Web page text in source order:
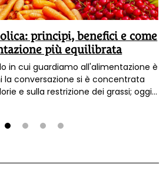
principi, benefici e come
più equilibrata
in cui guardiamo all'alimentazione è
la conversazione si è concentrata
e sulla restrizione dei grassi; oggi
di ciò che mangiamo conta molto
il corpo non risponde a tutti gli